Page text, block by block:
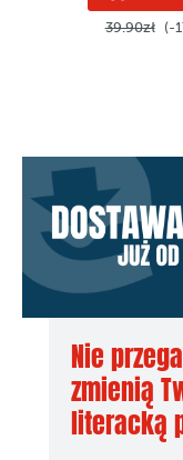
39.90zł (-
Nie
zmienią
literacką